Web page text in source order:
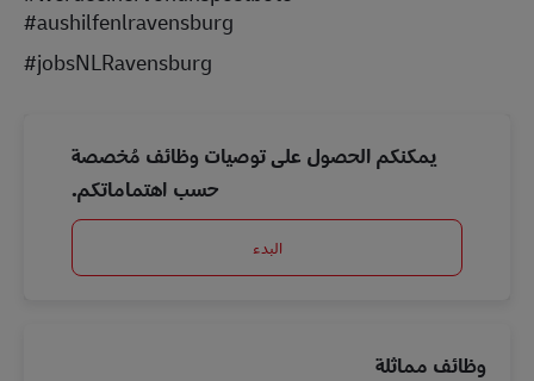
#aushilfenlravensburg
#jobsNLRavensburg
يمكنكم الحصول على توصيات وظائف مُخصصة
حسب اهتماماتكم.
البدء
وظائف مماثلة